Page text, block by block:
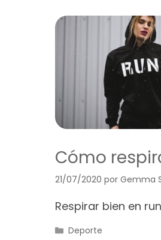
Cómo
21/07/2020 por Gemma
Respirar bien en
Categorías
Deporte